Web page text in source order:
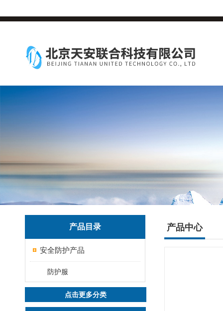
产品目录
安全防护产品
防护服
点击更多分类
产品中心